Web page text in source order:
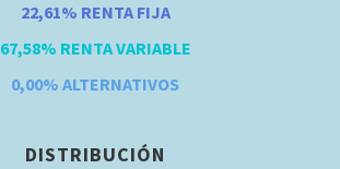
22,61% RENTA FIJA
67,58% RENTA VARIABLE
0,00% ALTERNATIVOS
DISTRIBUCIÓN